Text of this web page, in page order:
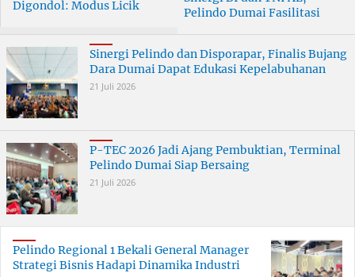
Digondol: Modus Licik
Terungkap
Pelindo Dumai Fasilitasi
Sinergi Pelindo dan Disporapar, Finalis Bujang
Dara Dumai Dapat Edukasi Kepelabuhanan
21 Juli 2026
P-TEC 2026 Jadi Ajang Pembuktian, Terminal
Pelindo Dumai Siap Bersaing
21 Juli 2026
Pelindo Regional 1 Bekali General Manager
Strategi Bisnis Hadapi Dinamika Industri